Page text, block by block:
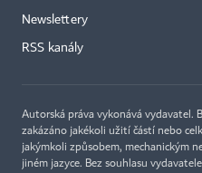
Newslettery
RSS kanály
Autorská práva vykonává vydavatel.
zakázáno jakékoli užití částí nebo
jakýmkoli způsobem, mechanickým
jiném jazyce. Bez souhlasu